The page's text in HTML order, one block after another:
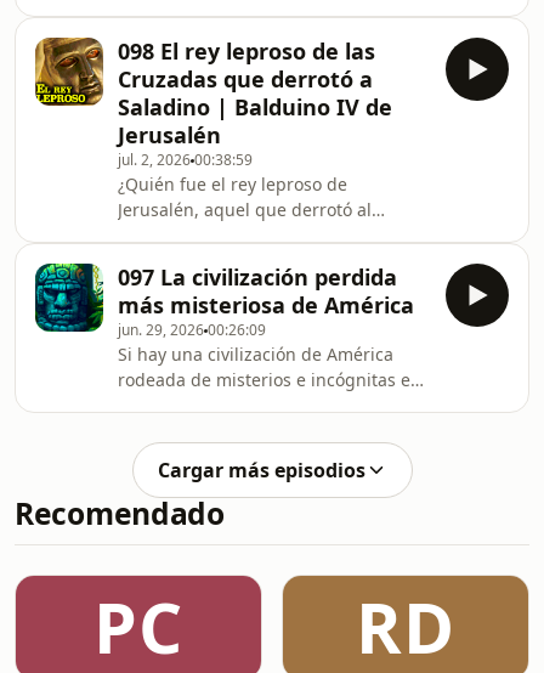
En este vídeo documental
después del Diluvio universal,
pretendían llegar hasta el cielo. Para
evitarlo, Dios confundió sus lenguas,
de modo que dejaron la torre
inacabada y se dispersaron por todos
los rincones de la tierra. Pero ¿hay
algo de cierto en el relato bíbli
098 El rey leproso de las
Cruzadas que derrotó a
Saladino | Balduino IV de
Jerusalén
jul. 2, 202600:38:59
¿Quién fue el rey leproso de
Jerusalén, aquel que derrotó al
y yo os contamos la biografía de
Balduino IV de Jerusalén, el rey
leproso que cobró popularidad por su
aparición en la película 'El reino de
los cielos' (titulada 'Cruzada' en
Hispanoamérica), para que conozcáis
la historia real detrás del personaje y
su máscara. #histori
097 La civilización perdida
más misteriosa de América
jun. 29, 202600:26:09
Si hay una civilización de América
rodeada de misterios e incógnitas esa
desarrollo hace más de tres mil años
y que influyó en otras civilizaciones
del actual México como los mayas y
los aztecas. En este vídeo documental
contamos la historia de los olmecas
para que conozcáis quiénes fueron
los olmecas y
Cargar más episodios
Recomendado
PC RD